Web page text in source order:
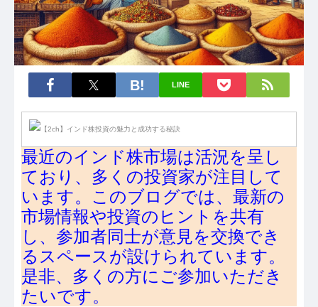
LINE
最近のインド株市場は活況を呈し
ており、多くの投資家が注目して
います。このブログでは、最新の
市場情報や投資のヒントを共有
し、参加者同士が意見を交換でき
るスペースが設けられています。
是非、多くの方にご参加いただき
たいです。